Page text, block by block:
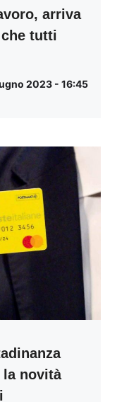
arriva
tutti
2023 - 16:45
novità